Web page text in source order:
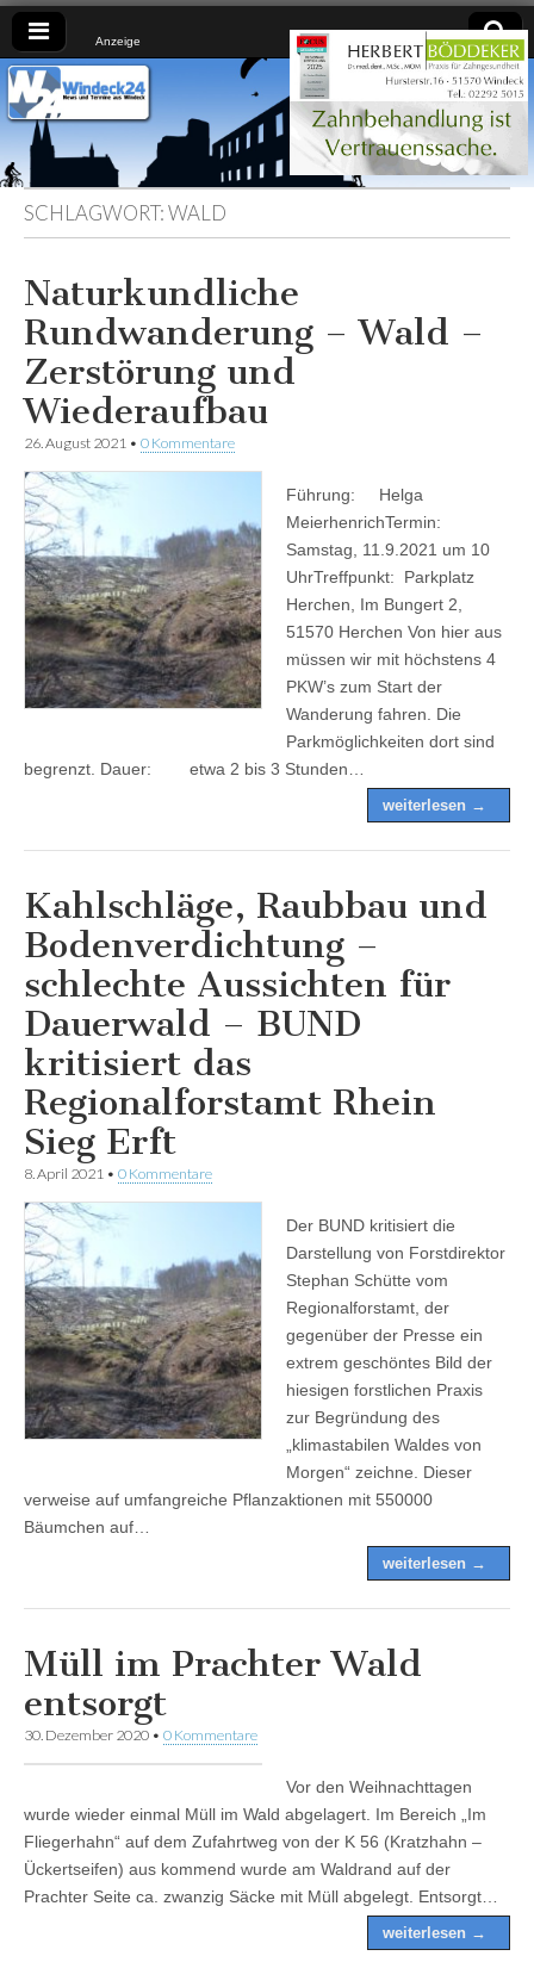
Anzeige
Windeck24
Nachrichten
aus dem
Ländchen
für das
Ländchen
SCHLAGWORT:WALD
Naturkundliche
Rundwanderung – Wald –
Zerstörung und
Wiederaufbau
26. August 2021 • 0 Kommentare
Führung: Helga
MeierhenrichTermin:
Samstag, 11.9.2021 um 10
UhrTreffpunkt: Parkplatz
Herchen, Im Bungert 2,
51570 Herchen Von hier aus
müssen wir mit höchstens 4
PKW’s zum Start der
Wanderung fahren. Die
Parkmöglichkeiten dort sind
begrenzt. Dauer: etwa 2 bis 3 Stunden…
weiterlesen →
Kahlschläge, Raubbau und
Bodenverdichtung –
schlechte Aussichten für
Dauerwald – BUND
kritisiert das
Regionalforstamt Rhein
Sieg Erft
8. April 2021 • 0 Kommentare
Der BUND kritisiert die
Darstellung von Forstdirektor
Stephan Schütte vom
Regionalforstamt, der
gegenüber der Presse ein
extrem geschöntes Bild der
hiesigen forstlichen Praxis
zur Begründung des
„klimastabilen Waldes von
Morgen“ zeichne. Dieser
verweise auf umfangreiche Pflanzaktionen mit 550000
Bäumchen auf…
weiterlesen →
Müll im Prachter Wald
entsorgt
30. Dezember 2020 • 0 Kommentare
Vor den Weihnachttagen
wurde wieder einmal Müll im Wald abgelagert. Im Bereich „Im
Fliegerhahn“ auf dem Zufahrtweg von der K 56 (Kratzhahn –
Ückertseifen) aus kommend wurde am Waldrand auf der
Prachter Seite ca. zwanzig Säcke mit Müll abgelegt. Entsorgt…
weiterlesen →